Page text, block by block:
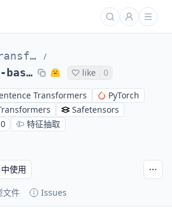
sentence-transformers /
distilroberta-base-msmarco-v1 like
0
Transformers
PyTorch
Safetensors
特征抽取
文件 Issues
使用